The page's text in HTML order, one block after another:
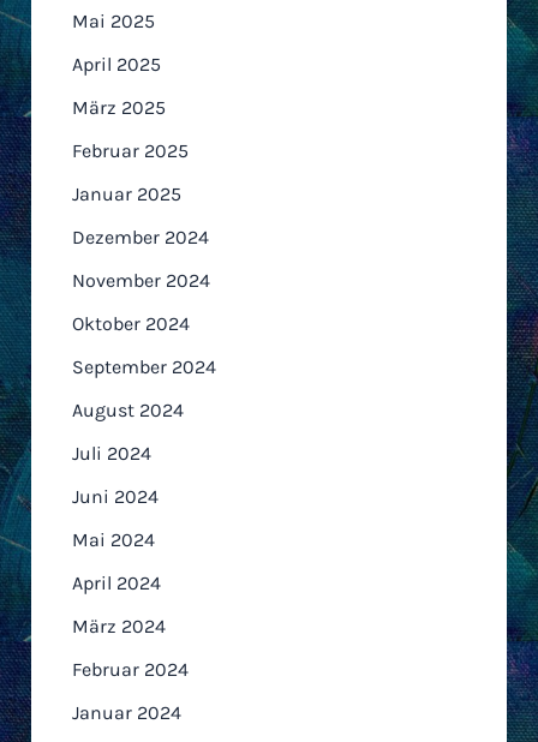
Mai 2025
April 2025
März 2025
Februar 2025
Januar 2025
Dezember 2024
November 2024
Oktober 2024
September 2024
August 2024
Juli 2024
Juni 2024
Mai 2024
April 2024
März 2024
Februar 2024
Januar 2024